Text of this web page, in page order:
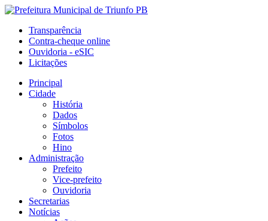
Transparência
Contra-cheque online
Ouvidoria - eSIC
Licitações
Principal
Cidade
História
Dados
Símbolos
Fotos
Hino
Administração
Prefeito
Vice-prefeito
Ouvidoria
Secretarias
Notícias